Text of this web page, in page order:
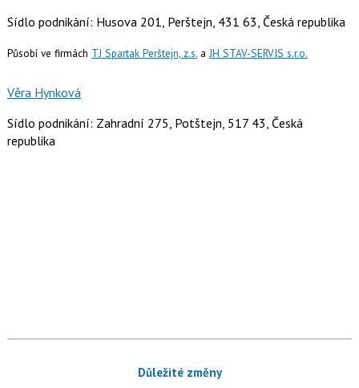
Sídlo podnikání: Husova 201, Perštejn, 431 63, Česká republika
Působí ve firmách TJ Spartak Perštejn, z.s.a JH STAV-SERVIS s.r.o.
Věra Hynková
Sídlo podnikání: Zahradní 275, Potštejn, 517 43, Česká
republika
Důležité změny